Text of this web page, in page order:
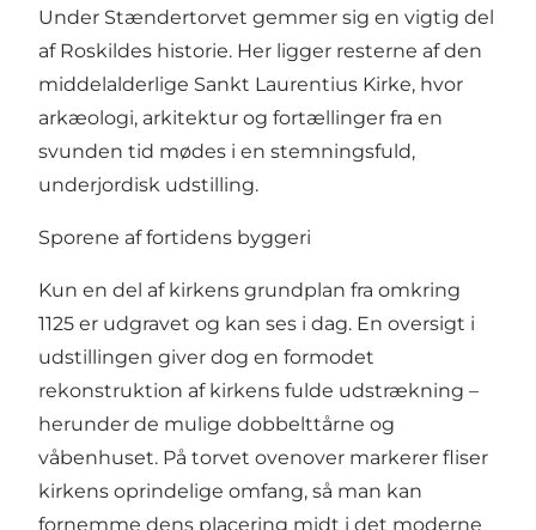
Under Stændertorvet gemmer sig en vigtig del
af Roskildes historie. Her ligger resterne af den
middelalderlige Sankt Laurentius Kirke, hvor
arkæologi, arkitektur og fortællinger fra en
svunden tid mødes i en stemningsfuld,
underjordisk udstilling.
Sporene af fortidens byggeri
Kun en del af kirkens grundplan fra omkring
1125 er udgravet og kan ses i dag. En oversigt i
udstillingen giver dog en formodet
rekonstruktion af kirkens fulde udstrækning –
herunder de mulige dobbelttårne og
våbenhuset. På torvet ovenover markerer fliser
kirkens oprindelige omfang, så man kan
fornemme dens placering midt i det moderne